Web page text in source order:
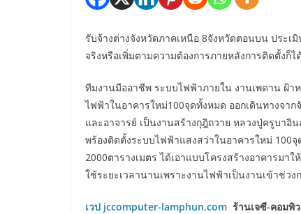
รับจ้างต่างจังหวัดภาคเหนือ 8จังหวัดตอนบน ประ
จริงหรือเพิ่มตามความต้องการภายหลังการติดตั้งก็ไ
ทีมงานมืออาชีพ ระบบไฟฟ้าภายใน งานเพดาน ฝ้า
ไฟฟ้าในอาคารใหม่100จุดทั้งหมด ออกเดินทางจา
และอาจารย์ เป็นงานสร้างกุฎิถวาย หลวงปู่ครูบา
พร้องติดตั้งระบบไฟฟ้าแสงสว่าในอาคารใหม่ 100
2000ตารางเมตร ได้เอาแบบโครงสร้างอาคารม
ใช้ระยะเวลานานเพราะงานไฟฟ้าเป็นงานเข้าช่ว
เวป jccomputer-lamphun.com ร้านเจซี-คอมพิ